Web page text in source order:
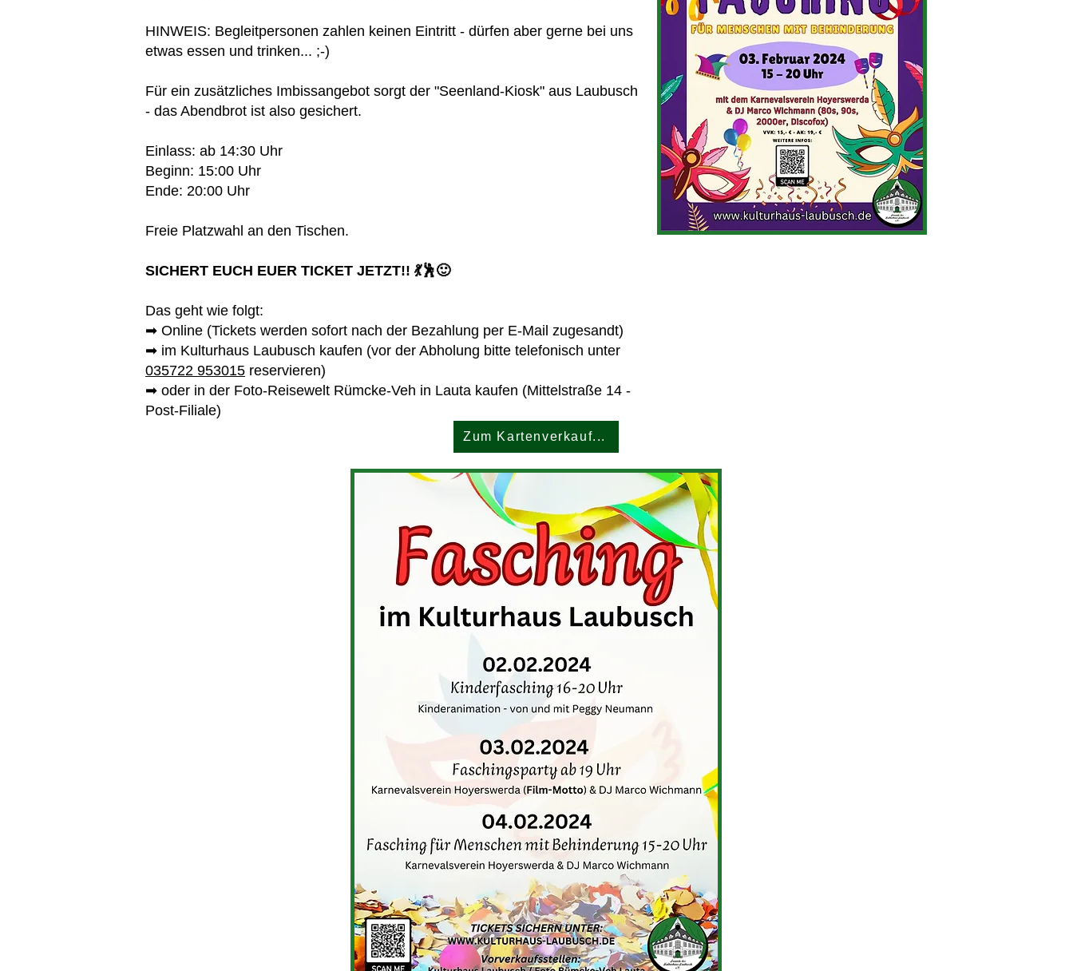
HINWEIS: Begleitpersonen zahlen keinen Eintritt - dürfen aber gerne bei uns
etwas essen und trinken... ;-)
Für ein zusätzliches Imbissangebot sorgt der "Seenland-Kiosk" aus Laubusch
- das Abendbrot ist also gesichert.
Einlass: ab 14:30 Uhr
Beginn: 15:00 Uhr
Ende: 20:00 Uhr
Freie Platzwahl an den Tischen.
SICHERT EUCH EUER TICKET JETZT!! 💃🕺🙂
Das geht wie folgt:
➡ Online (Tickets werden sofort nach der Bezahlung per E-Mail zugesandt)
➡ im Kulturhaus Laubusch kaufen (vor der Abholung bitte telefonisch unter
035722 953015 reservieren)
➡ oder in der Foto-Reisewelt Rümcke-Veh in Lauta kaufen (Mittelstraße 14 -
Post-Filiale)
Zum Kartenverkauf...